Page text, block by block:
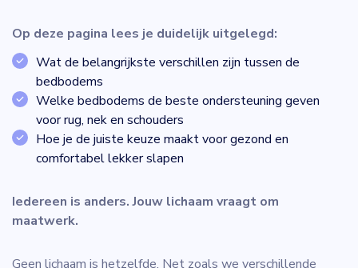
Op deze pagina lees je duidelijk uitgelegd:
Wat de belangrijkste verschillen zijn tussen de
bedbodems
Welke bedbodems de beste ondersteuning geven
voor rug, nek en schouders
Hoe je de juiste keuze maakt voor gezond en
comfortabel lekker slapen
Iedereen is anders. Jouw lichaam vraagt om
maatwerk.
Geen lichaam is hetzelfde. Net zoals we verschillende